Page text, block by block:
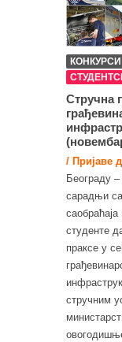
КОНКУРСИ
Стручна
/ Пријаве
Београду –
сарадњи
студенте
праксе у
стручним